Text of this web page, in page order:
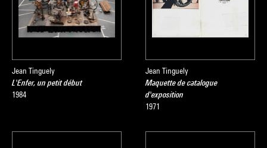
Jean Tinguely
L'Enfer, un petit début
1984
Jean Tinguely
Maquette de catalogue
d'exposition
1971